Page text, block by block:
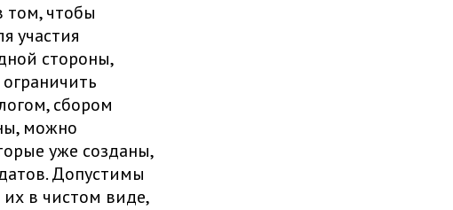
том, чтобы
участия
стороны,
сбором
можно
уже созданы,
Допустимы
в чистом виде,